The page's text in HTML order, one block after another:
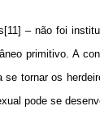
– não foi
primitivo. A
tornar os
pode se